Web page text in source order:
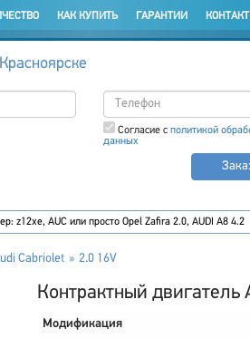
КАК КУПИТЬ ГАРАНТИИ
Согласие с политикой
данных
Cabriolet 2.0 16V
Контрактный двигатель
Модификация